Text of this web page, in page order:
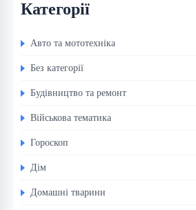
Категорії
Авто та мототехніка
Без категорії
Будівництво та ремонт
Військова тематика
Гороскоп
Дім
Домашні тварини